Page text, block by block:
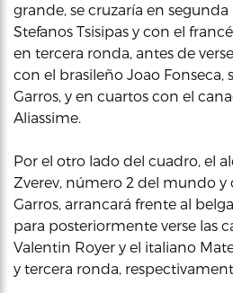
grande, se cruzaría en
Stefanos Tsisipas y con el
en tercera ronda, antes de
con el brasileño Joao Fonseca,
Garros, y en cuartos con el
Aliassime.
Por el otro lado del cuadro, el
Zverev, número 2 del mundo
Garros, arrancará frente al
para posteriormente verse las
Valentin Royer y el italiano
y tercera ronda,